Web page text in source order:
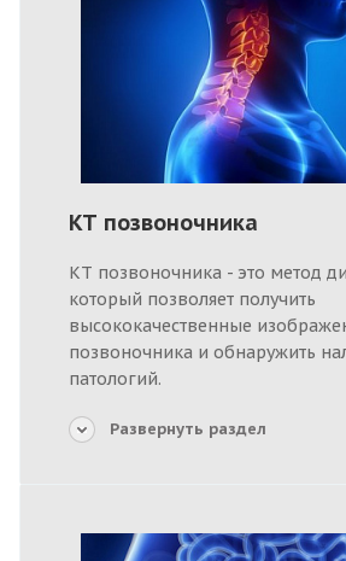
КТ позвоночника
КТ позвоночника - это метод
который позволяет получить
высококачественные
позвоночника и обнаружить
патологий.
Развернуть раздел